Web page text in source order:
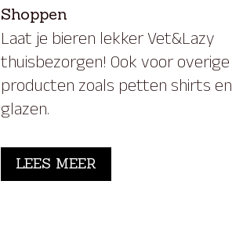
Shoppen
Laat je bieren lekker Vet&Lazy
thuisbezorgen! Ook voor overige
producten zoals petten shirts en
glazen.
LEES MEER